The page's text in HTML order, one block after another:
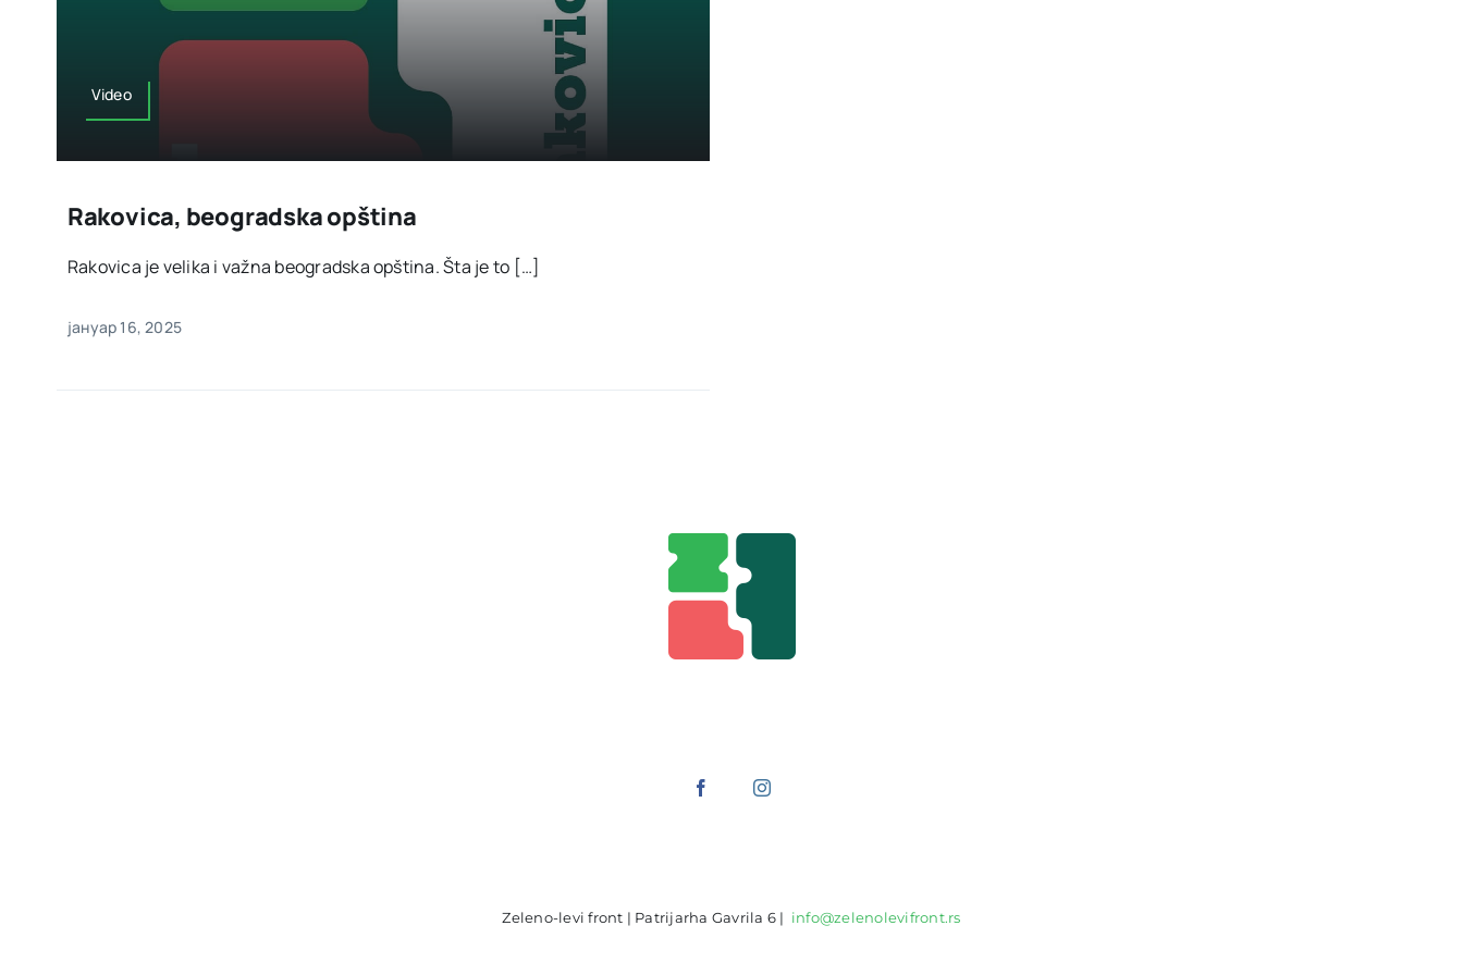
Video
Rakovica, beogradska opština
Rakovica je velika i važna beogradska opština. Šta je to […]
јануар 16, 2025
Zeleno-levi front | Patrijarha Gavrila 6 | info@zelenolevifront.rs